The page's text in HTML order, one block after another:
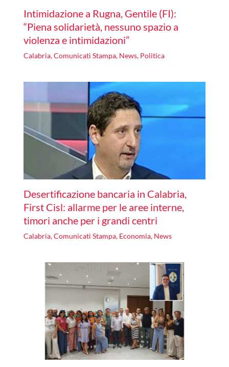
Intimidazione a Rugna, Gentile (FI):
“Piena solidarietà, nessuno spazio a
violenza e intimidazioni”
Calabria,Comunicati Stampa, News, Politica
Desertificazione bancaria in Calabria,
First Cisl: allarme per le aree interne,
timori anche per i grandi centri
Calabria,Comunicati Stampa, Economia, News